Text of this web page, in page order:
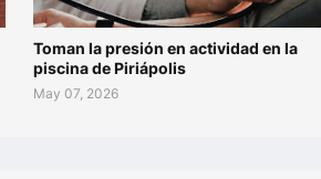
Toman la presión en actividad en la
piscina de Piriápolis
May 07, 2026